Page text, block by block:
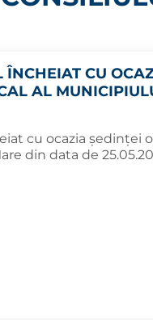
ÎNCHEIAT CU
AL
cu ocazia şedinţei
din data de